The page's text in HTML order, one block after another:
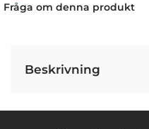
Fråga om denna produkt
Beskrivning